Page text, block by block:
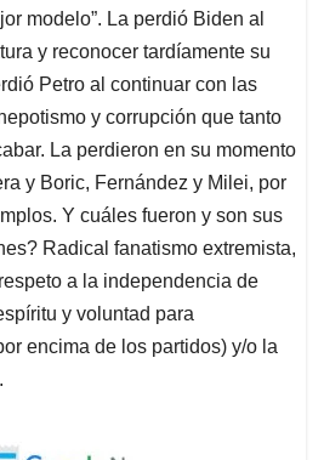
modelo”. La perdió Biden al
y reconocer tardíamente su
Petro al continuar con las
y corrupción que tanto
La perdieron en su momento
y Boric, Fernández y Milei, por
Y cuáles fueron y son sus
Radical fanatismo extremista,
a la independencia de
y voluntad para
encima de los partidos) y/o la